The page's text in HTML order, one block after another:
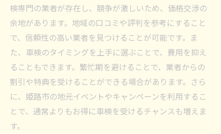
検専門の業者が存在し、競争が激しいため、価格交渉の
余地があります。地域の口コミや評判を参考にすること
で、信頼性の高い業者を見つけることが可能です。ま
た、車検のタイミングを上手に選ぶことで、費用を抑え
ることもできます。繁忙期を避けることで、業者からの
割引や特典を受けることができる場合があります。さら
に、姫路市の地元イベントやキャンペーンを利用するこ
とで、通常よりもお得に車検を受けるチャンスも増えま
す。